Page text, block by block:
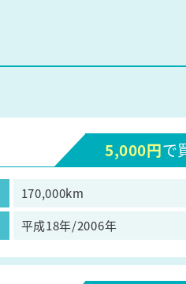
5,000円で
170,000km
平成18年/2006年